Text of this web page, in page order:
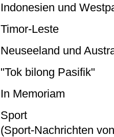
Indonesien und
Timor-Leste
Neuseeland und
"Tok bilong Pasifik"
In Memoriam
Sport
(Sport-Nachrichten